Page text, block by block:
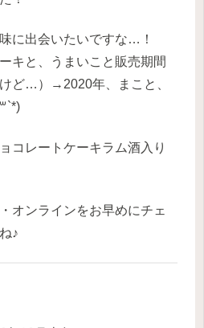
に出会いたいですな…！
キと、うまいこと販売期間
ど…）→2020年、まこと、
コレートケーキラム酒入り
オンラインをお早めにチェ
♪